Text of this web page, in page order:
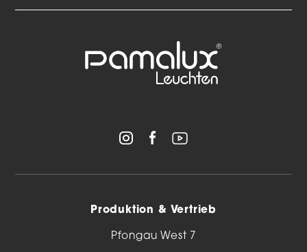
Produktion & Vertrieb
Pfongau West 7